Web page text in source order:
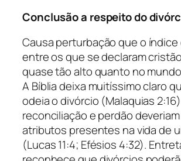
Conclusão a respeito do
Causa perturbação que o
entre os que se declaram
quase tão alto quanto no
A Bíblia deixa muitíssimo claro
odeia o divórcio (Malaquias
reconciliação e perdão
atributos presentes na vida de
(Lucas 11:4; Efésios 4:32).